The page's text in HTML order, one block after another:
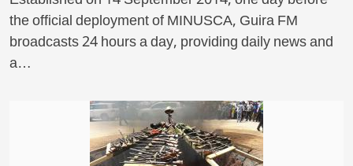
the official deployment of MINUSCA, Guira FM
broadcasts 24 hours a day, providing daily news and
a…